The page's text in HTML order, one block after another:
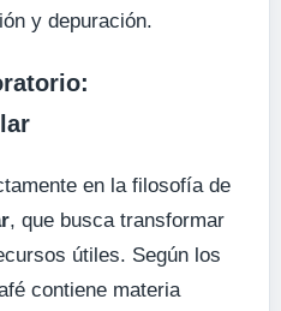
y depuración.
en la filosofía de
, que busca transformar
útiles. Según los
contiene materia